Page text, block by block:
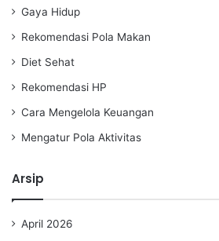
Gaya Hidup
Rekomendasi Pola Makan
Diet Sehat
Rekomendasi HP
Cara Mengelola Keuangan
Mengatur Pola Aktivitas
Arsip
April 2026